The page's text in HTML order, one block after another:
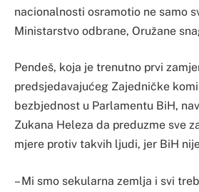
nacionalnosti osramotio ne samo
Ministarstvo odbrane, Oružane
Pendeš, koja je trenutno prvi
predsjedavajućeg Zajedničke
bezbjednost u Parlamentu BiH,
Zukana Heleza da preduzme sve
mjere protiv takvih ljudi, jer BiH
– Mi smo sekularna zemlja i svi